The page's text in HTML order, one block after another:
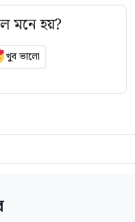
মনে হয়?
খুব ভালো